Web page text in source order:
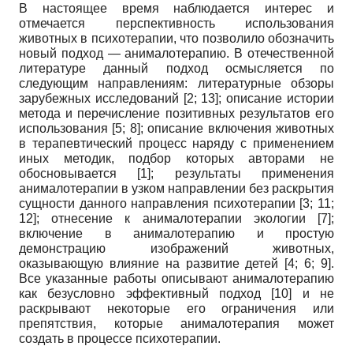
В настоящее время наблюдается интерес и
отмечается перспективность использования
животных в психотерапии, что позволило обозначить
новый подход — анималотерапию. В отечественной
литературе данный подход осмысляется по
следующим направлениям: литературные обзоры
зарубежных исследований [2; 13]; описание истории
метода и перечисление позитивных результатов его
использования [5; 8]; описание включения животных
в терапевтический процесс наряду с применением
иных методик, подбор которых авторами не
обосновывается [1]; результаты применения
анималотерапии в узком направлении без раскрытия
сущности данного направления психотерапии [3; 11;
12]; отнесение к анималотерапии экологии [7];
включение в анималотерапию и простую
демонстрацию изображений животных,
оказывающую влияние на развитие детей
[4; 6; 9].
Все указанные работы описывают анималотерапию
как безусловно эффективный подход [10]
и не
раскрывают некоторые его ограничения или
препятствия, которые анималотерапия может
создать в процессе психотерапии.